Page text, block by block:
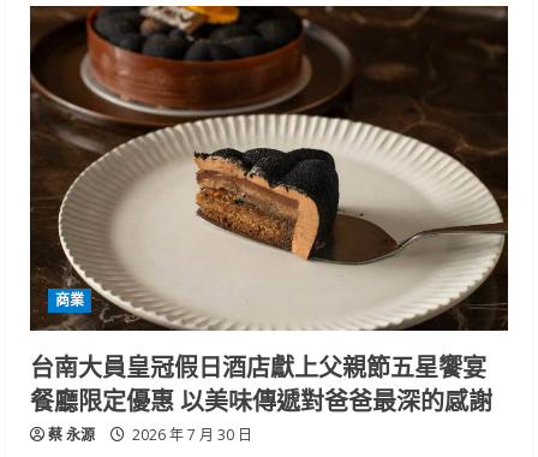
卿
醫
師
「性
別
與
失
智
症」
波
「莫
內
饗
跨
國
聯
名
首
爾
名
花
園
入
甜
點、
超
萌
黃
色
小
鴨、
商業
台南大員皇冠假日酒店獻上父親節五星饗宴
餐廳限定優惠 以美味傳遞對爸爸最深的感謝
蔡 永源 2026 年 7 月 30 日